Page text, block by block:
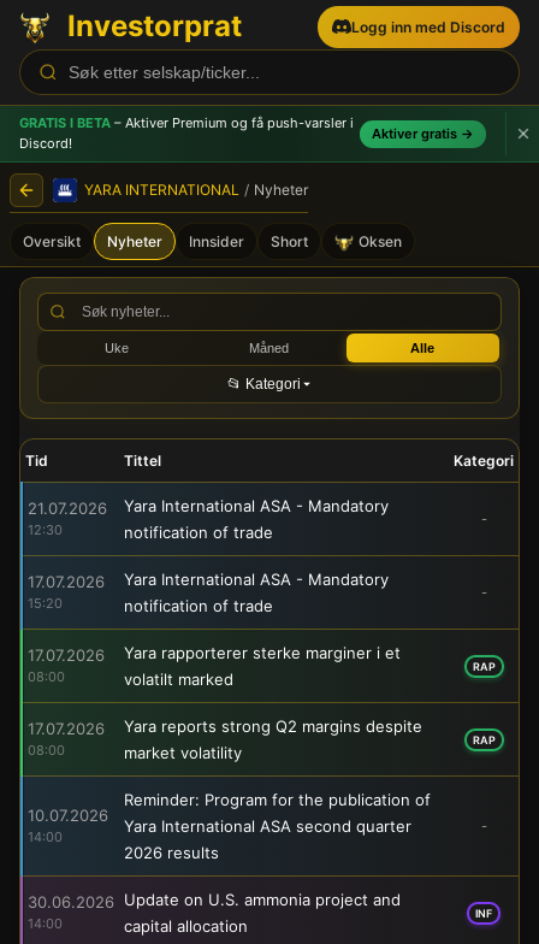
Investorprat Logg inn med Discord
GRATIS I BETA – Aktiver Premium og få push-varsler i
Discord!
Aktiver gratis →
YARA INTERNATIONAL / Nyheter
Oversikt Nyheter Innsider Short Oksen
YARA INTERNATIONAL
Uke Måned Alle
📂 Kategori
Tid Tittel Kategori
21.07.2026
12:30
Yara International ASA - Mandatory
notification of trade
-
17.07.2026
15:20
Yara International ASA - Mandatory
notification of trade
-
17.07.2026
08:00
Yara rapporterer sterke marginer i et
volatilt marked
RAP
17.07.2026
08:00
Yara reports strong Q2 margins despite
market volatility
RAP
10.07.2026
14:00
Reminder: Program for the publication of
Yara International ASA second quarter
2026 results
-
30.06.2026
14:00
Update on U.S. ammonia project and
capital allocation
INF